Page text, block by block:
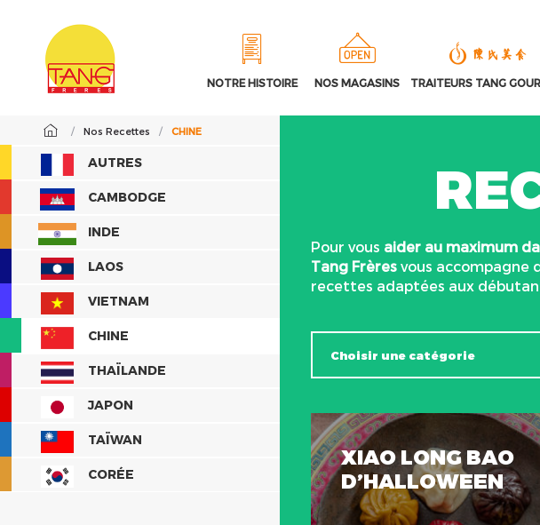
NOTRE HISTOIRE NOS MAGASINS TRAITEURS TANG
/ Nos Recettes / CHINE
AUTRES
CAMBODGE
INDE
LAOS
VIETNAM
CHINE
THAÏLANDE
JAPON
TAÏWAN
CORÉE
Pour vous aider au maximum
Tang Frères vous accompagne
recettes adaptées aux
XIAO LONG BAO
D’HALLOWEEN